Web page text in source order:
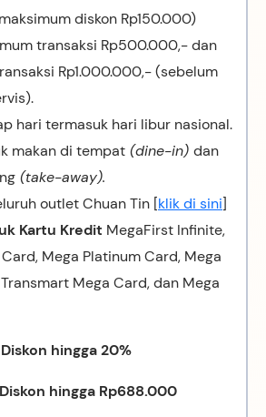
diskon Rp150.000)
transaksi Rp500.000,- dan
Rp1.000.000,- (sebelum
hari termasuk hari libur nasional.
makan di tempat (dine-in) dan
(take-away).
outlet Chuan Tin [klik di sini]
Kartu Kredit MegaFirst Infinite,
Mega Platinum Card, Mega
Mega Card, dan Mega
hingga 20%
hingga Rp688.000